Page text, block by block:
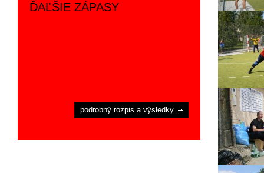
ĎAĽŠIE ZÁPASY
podrobný rozpis a výsledky